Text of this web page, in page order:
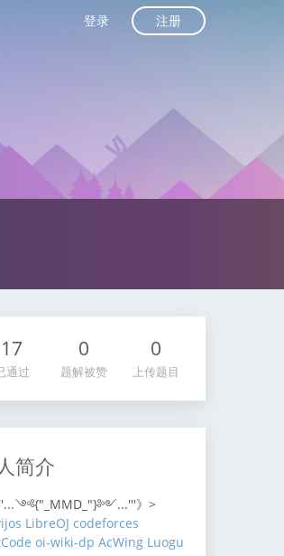
登录 注册
17
通过
0
题解被赞
0
上传题目
简介
》>
LibreOJ codeforces
oi-wiki-dp AcWing Luogu